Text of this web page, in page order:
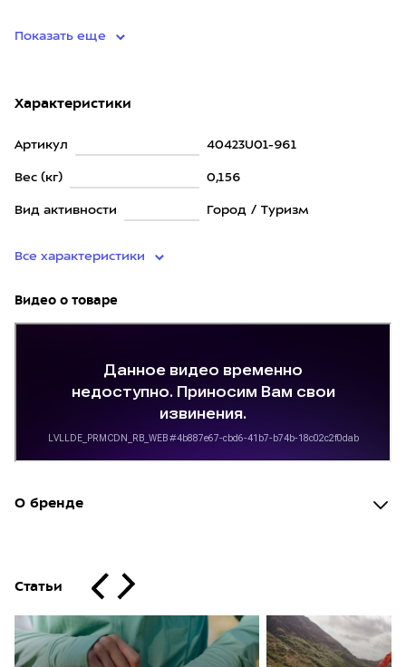
Показать еще
Характеристики
Артикул 40423U01-961
Вес (кг) 0,156
Вид активности Город / Туризм
Все характеристики
Видео о товаре
О бренде
Статьи